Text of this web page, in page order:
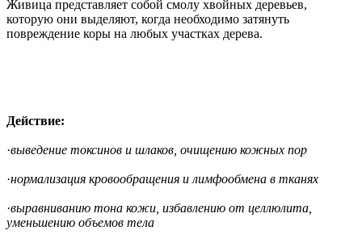
Живица представляет собой смолу хвойных деревьев,
которую они выделяют, когда необходимо затянуть
повреждение коры на любых участках дерева.
Действие:
·выведение токсинов и шлаков, очищению кожных пор
·нормализация кровообращения и лимфообмена в тканях
·выравниванию тона кожи, избавлению от целлюлита,
уменьшению объемов тела